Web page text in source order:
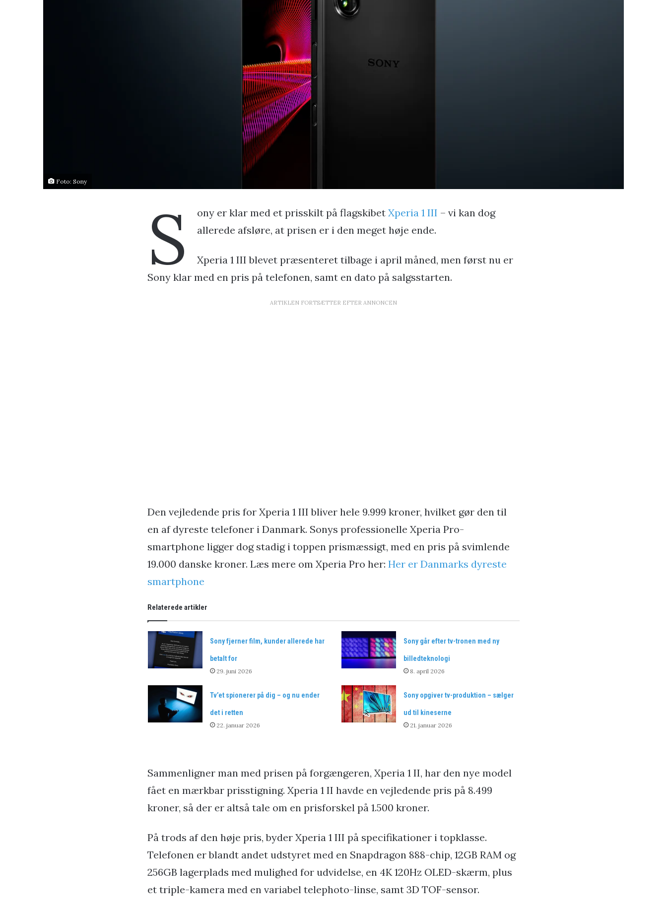
Foto: Sony
S ony er klar med et prisskilt på flagskibet Xperia 1 III – vi kan dog
allerede afsløre, at prisen er i den meget høje ende.
Xperia 1 III blevet præsenteret tilbage i april måned, men først nu er
Sony klar med en pris på telefonen, samt en dato på salgsstarten.
ARTIKLEN FORTSÆTTER EFTER ANNONCEN
Den vejledende pris for Xperia 1 III bliver hele 9.999 kroner, hvilket gør den til
en af dyreste telefoner i Danmark. Sonys professionelle Xperia Pro-
smartphone ligger dog stadig i toppen prismæssigt, med en pris på svimlende
19.000 danske kroner. Læs mere om Xperia Pro her: Her er Danmarks dyreste
smartphone
Relaterede artikler
Sony fjerner film, kunder allerede har
betalt for
29. juni 2026
Sony går efter tv-tronen med ny
billedteknologi
8. april 2026
Tv’et spionerer på dig – og nu ender
det i retten
22. januar 2026
Sony opgiver tv-produktion – sælger
ud til kineserne
21. januar 2026
Sammenligner man med prisen på forgængeren, Xperia 1 II, har den nye model
fået en mærkbar prisstigning. Xperia 1 II havde en vejledende pris på 8.499
kroner, så der er altså tale om en prisforskel på 1.500 kroner.
På trods af den høje pris, byder Xperia 1 III på specifikationer i topklasse.
Telefonen er blandt andet udstyret med en Snapdragon 888-chip, 12GB RAM og
256GB lagerplads med mulighed for udvidelse, en 4K 120Hz OLED-skærm, plus
et triple-kamera med en variabel telephoto-linse, samt 3D TOF-sensor.